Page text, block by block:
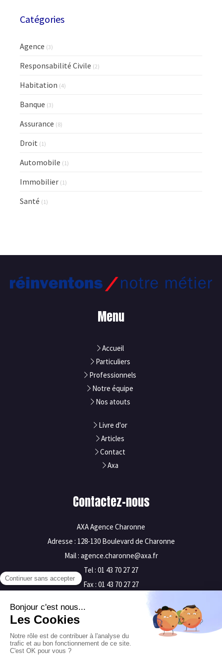
Catégories
Agence (3)
Responsabilité Civile (2)
Habitation (4)
Banque (3)
Assurance (8)
Droit (1)
Automobile (1)
Immobilier (1)
Santé (1)
Menu
Accueil
Particuliers
Professionnels
Notre équipe
Nos atouts
Livre d'or
Articles
Contact
Axa
Contactez-nous
AXA Agence Charonne
Adresse : 128-130 Boulevard de Charonne
Mail : agence.charonne@axa.fr
Tel : 01 43 70 27 27
Fax : 01 43 70 27 27
Mentions légales